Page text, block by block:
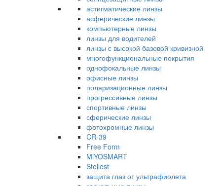
астигматические линзы
асферические линзы
компьютерные линзы
линзы для водителей
линзы с высокой базовой кривизной
многофункциональные покрытия
однофокальные линзы
офисные линзы
поляризационные линзы
прогрессивные линзы
спортивные линзы
сферические линзы
фотохромные линзы
CR-39
Free Form
MiYOSMART
Stellest
защита глаз от ультрафиолета